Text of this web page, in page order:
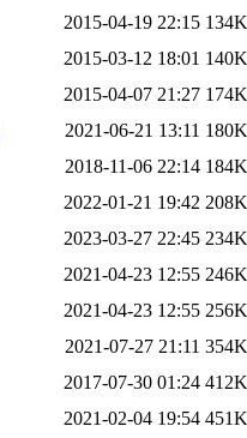
2015-04-19 22:15 134K
2015-03-12 18:01 140K
2015-04-07 21:27 174K
2021-06-21 13:11 180K
2018-11-06 22:14 184K
2022-01-21 19:42 208K
2023-03-27 22:45 234K
2021-04-23 12:55 246K
2021-04-23 12:55 256K
2021-07-27 21:11 354K
2017-07-30 01:24 412K
2021-02-04 19:54 451K